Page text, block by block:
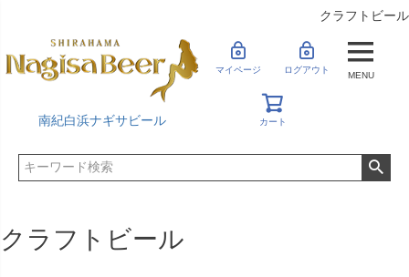
クラフトビール
南紀白浜ナギサビール
マイページ ログアウト
カート
MENU
クラフトビール